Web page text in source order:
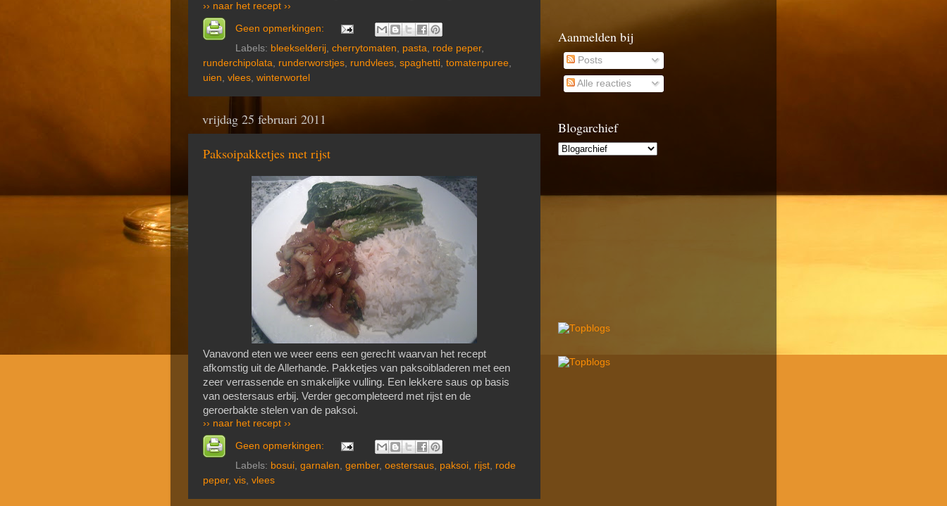
›› naar het recept ››
Geen opmerkingen:
Labels: bleekselderij, cherrytomaten pasta rode peper,
runderchipolata
runderworstjes rundvlees spaghetti tomatenpuree
uien vlees winterwortel
vrijdag 25 februari 2011
Paksoipakketjes met rijst
Vanavond eten we weer eens een gerecht waarvan het recept
afkomstig uit de Allerhande. Pakketjes van paksoibladeren met een
zeer verrassende en smakelijke vulling. Een lekkere saus op basis
van oestersaus erbij. Verder gecompleteerd met rijst en de
geroerbakte stelen van de paksoi.
›› naar het recept ››
Geen opmerkingen:
Labels: bosui, garnalen gember, oestersaus, paksoi, rijst, rode
peper, vis vlees
Aanmelden bij
Posts
Alle reacties
Blogarchief